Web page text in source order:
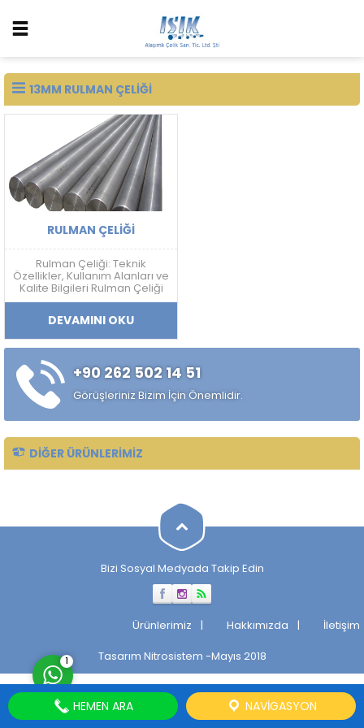
13MM RULMAN ÇELIĞI
RULMAN ÇELIĞI
Rulman Çeliği: Teknik
Özellikler, Kullanım Alanları ve
Kalite Bilgileri Rulman Çeliği
Nedir? Rulman çeliği; yüksek
sertlik, aşınma dayanımı,
yorulma direnci ve boyutsal
kararlılık gerektiren
uygulamalarda kullanılan
yüksek karbonlu krom
alaşımlı özel çelik türüdür.
Özellikle rulman, bilya,
makaralı rulman elemanları,
DEVAMINI OKU
+90 262 502 14 51
Görüşleriniz Bizim İçin Önemlidir.
DIĞER ÜRÜNLERIMIZ
Bizi Sosyal Medyada Takip Edin
Ürünlerimiz Hakkımızda
İletişim
Tasarım Nitrosistem -Mayıs 2018
Cevap Yaz
1
HEMEN ARA NAVIGASYON